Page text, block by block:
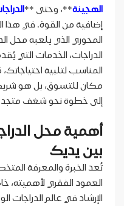
الهجينة**، وحتى **
إضافية من القوة. في هذا
المحوري الذي يلعبه محل
الدراجات، الخدمات التي
المناسب لتلبية
مكان للتسوق، بل هو
إلى خطوة نحو شغف
أهمية محل
بين يديك
تُعد الخبرة والمعرفة
العمود الفقري لأهميته،
الإرشاد في عالم الدراجات